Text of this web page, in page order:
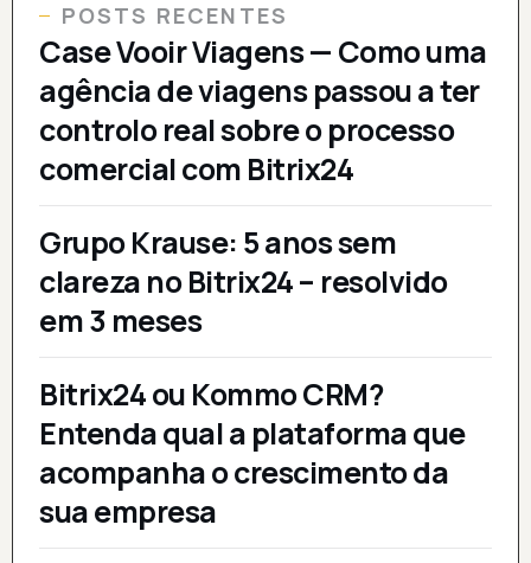
POSTS RECENTES
Case Vooir Viagens — Como uma
agência de viagens passou a ter
controlo real sobre o processo
comercial com Bitrix24
Grupo Krause: 5 anos sem
clareza no Bitrix24 – resolvido
em 3 meses
Bitrix24 ou Kommo CRM?
Entenda qual a plataforma que
acompanha o crescimento da
sua empresa